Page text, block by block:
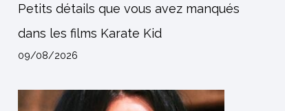
Petits détails que vous avez manqués
dans les films Karate Kid
09/08/2026